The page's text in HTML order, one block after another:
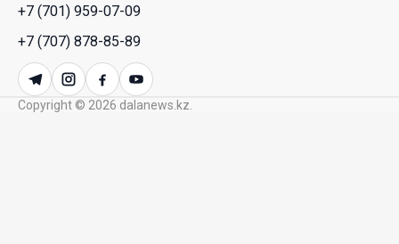
Казахстан сохраняет лидерство в Центральной
Азии по устойчивости инвестиционного рынка
23 Июл. 2026 15:39
+7 (701) 959-07-09
+7 (707) 878-85-89
Copyright © 2026 dalanews.kz.